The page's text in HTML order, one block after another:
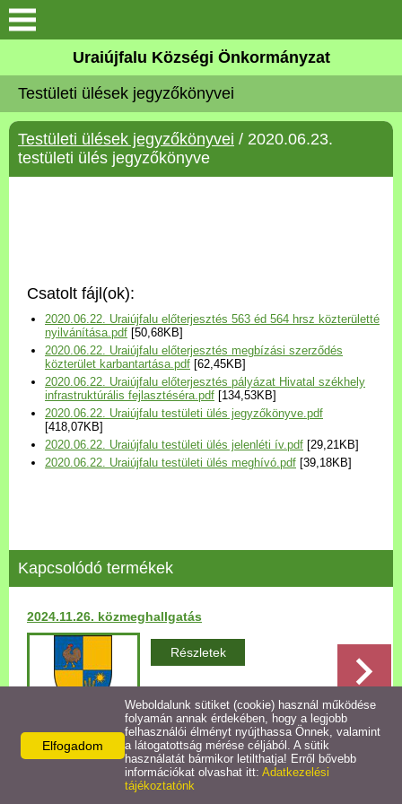
Köszöntő
Elérhetőségek
Uraiújfalu
Választási információk
Versenyképes Járások
Program
Települési Arculati
Kézikönyv
Önkormányzati konyha
Egyéb intézmények
Egyéb szolgáltatások
Egészségügyi ellátás
Uraiújfalu Sportegyesület
Uraiújfalu Községi Önkormányzat
Testületi ülések jegyzőkönyvei
Testületi ülések jegyzőkönyvei / 2020.06.23.
testületi ülés jegyzőkönyve
Csatolt fájl(ok):
2020.06.22. Uraiújfalu előterjesztés 563 éd 564 hrsz közterületté
nyilvánítása.pdf [50,68KB]
2020.06.22. Uraiújfalu előterjesztés megbízási szerződés
közterület karbantartása.pdf [62,45KB]
2020.06.22. Uraiújfalu előterjesztés pályázat Hivatal székhely
infrastruktúrális fejlasztéséra.pdf [134,53KB]
2020.06.22. Uraiújfalu testületi ülés jegyzőkönyve.pdf
[418,07KB]
2020.06.22. Uraiújfalu testületi ülés jelenléti ív.pdf [29,21KB]
2020.06.22. Uraiújfalu testületi ülés meghívó.pdf [39,18KB]
Kapcsolódó termékek
2024.11.26. közmeghallgatás
Részletek
Vissza az előző oldalra!
Elfogadom
Weboldalunk sütiket (cookie) használ működése
folyamán annak érdekében, hogy a legjobb
felhasználói élményt nyújthassa Önnek, valamint
a látogatottság mérése céljából. A sütik
használatát bármikor letilthatja! Erről bővebb
információkat olvashat itt: Adatkezelési
tájékoztatónk